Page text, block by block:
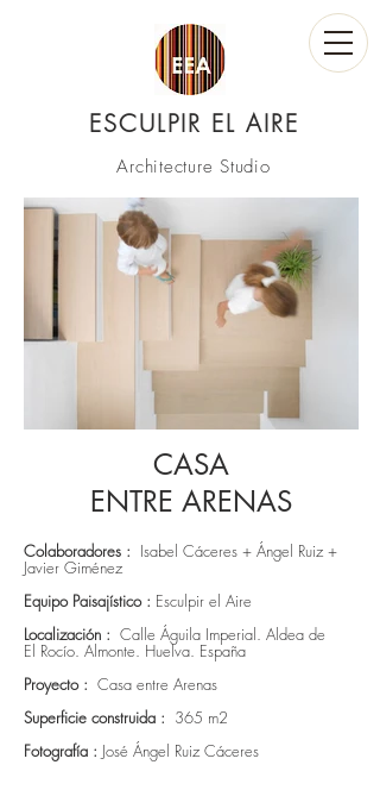
ESCULPIR EL AIRE
Architecture Studio
CASA ENTRE ARENAS
CASA
ENTRE ARENAS
Colaboradores : Isabel Cáceres + Ángel Ruiz +
Javier Giménez
Equipo Paisajístico : Esculpir el Aire
Localización : Calle Águila Imperial. Aldea de
El Rocío. Almonte. Huelva. España
Proyecto : Casa entre Arenas
Superficie construida : 365 m2
Fotografía : José Ángel Ruiz Cáceres